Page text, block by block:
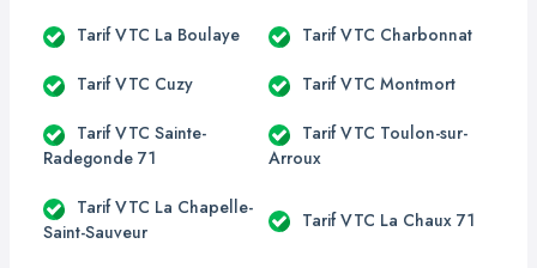
Tarif VTC La Boulaye Tarif VTC Charbonnat
Tarif VTC Cuzy Tarif VTC Montmort
Tarif VTC Sainte-
Radegonde 71
Tarif VTC Toulon-sur-
Arroux
Tarif VTC La Chapelle-
Saint-Sauveur
Tarif VTC La Chaux 71